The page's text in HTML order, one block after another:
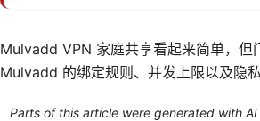
Mulvadd VPN 家庭共享看起来简单，但
Mulvadd 的绑定规则、并发上限以及隐
Parts of this article were generated with